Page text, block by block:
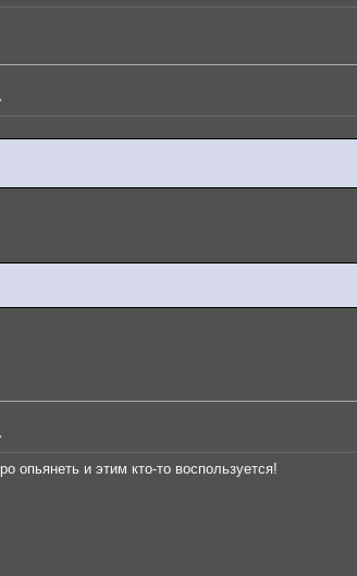
опьянеть и этим кто-то воспользуется!